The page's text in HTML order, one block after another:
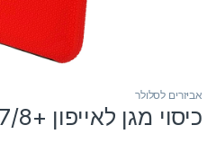
אביזרים לסלולר
כיסוי מגן לאייפון +7/8